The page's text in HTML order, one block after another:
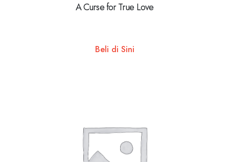
A Curse for True Love
Beli di Sini